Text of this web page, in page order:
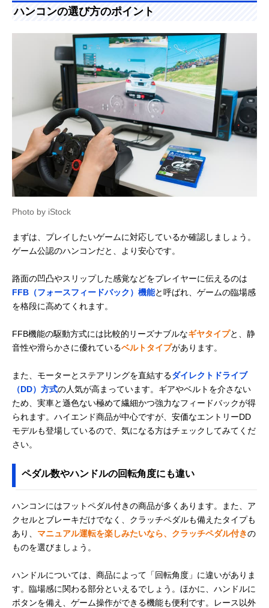
ハンコンの選び方のポイント
Photo by iStock
まずは、プレイしたいゲームに対応しているか確認しましょう。
ゲーム公認のハンコンだと、より安心です。
路面の凹凸やスリップした感覚などをプレイヤーに伝えるのは
FFB（フォースフィードバック）機能と呼ばれ、ゲームの臨場感
を格段に高めてくれます。
FFB機能の駆動方式には比較的リーズナブルなギヤタイプと、静
音性や滑らかさに優れているベルトタイプがあります。
また、モーターとステアリングを直結するダイレクトドライブ
（DD）方式の人気が高まっています。ギアやベルトを介さない
ため、実車と遜色ない極めて繊細かつ強力なフィードバックが得
られます。ハイエンド商品が中心ですが、安価なエントリーDD
モデルも登場しているので、気になる方はチェックしてみてくだ
さい。
ペダル数やハンドルの回転角度にも違い
ハンコンにはフットペダル付きの商品が多くあります。また、ア
クセルとブレーキだけでなく、クラッチペダルも備えたタイプも
あり、 マニュアル運転を楽しみたいなら、クラッチペダル付きの
ものを選びましょう。
ハンドルについては、商品によって「回転角度」に違いがありま
す。臨場感に関わる部分といえるでしょう。ほかに、ハンドルに
ボタンを備え、ゲーム操作ができる機能も便利です。レース以外